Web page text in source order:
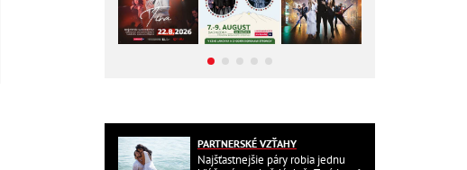
PARTNERSKÉ VZŤAHY
Najšťastnejšie páry robia jednu